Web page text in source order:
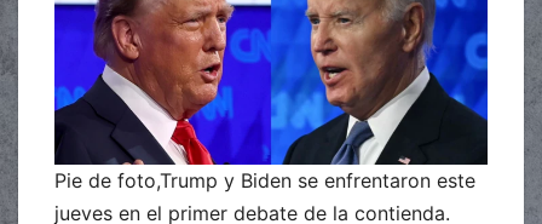
Pie de foto,Trump y Biden se enfrentaron este
jueves en el primer debate de la contienda.